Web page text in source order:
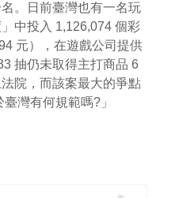
。日前臺灣也有一名玩
中投入 1,126,074 個彩
元），在遊戲公司提供
抽仍未取得主打商品 6
院，而該案最大的爭點
灣有何規範嗎?」